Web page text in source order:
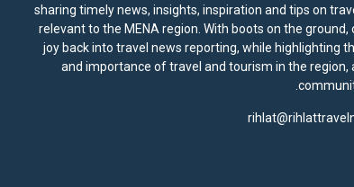
sharing timely news, insights, inspiration and tips on
relevant to the MENA region. With boots on the ground,
joy back into travel news reporting, while highlighting
and importance of travel and tourism in the region,